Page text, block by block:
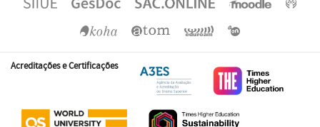
Acreditações e Certificações